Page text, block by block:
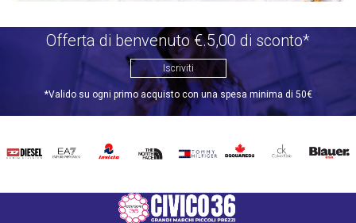
Offerta di benvenuto €.5,00 di sconto*
Iscriviti
*Valido su ogni primo acquisto con una spesa minima di 50€
DIESEL EA7 INVICTATHE
TOMMY
DSQUARED2
CALVIN BLAUER